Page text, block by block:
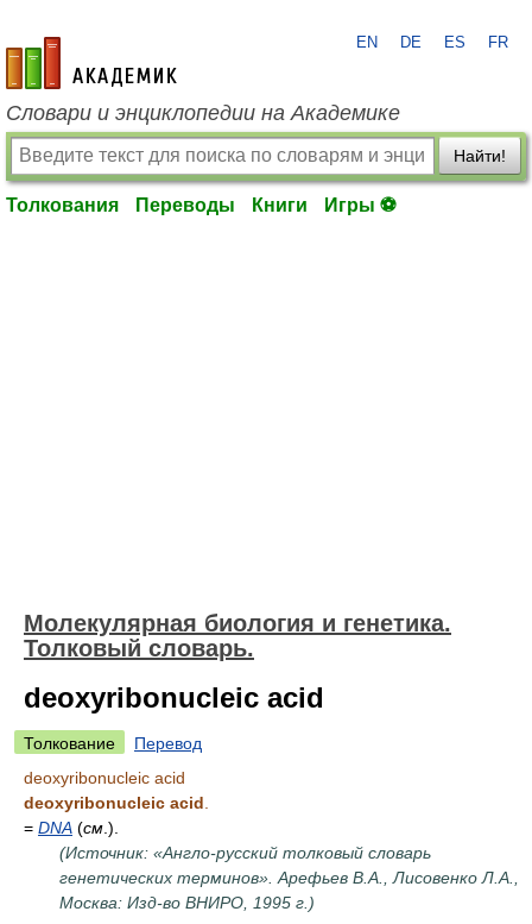
academic.ru
EN DE ES FR
Словари и энциклопедии на Академике
Найти!
Толкования Переводы Книги Игры ⚽
Молекулярная биология и генетика.
Толковый словарь.
deoxyribonucleic acid
Толкование
Перевод
deoxyribonucleic acid
deoxyribonucleic acid
= DNA (см .).
(Источник: «Англо-русский толковый словарь
генетических терминов». Арефьев В.А., Лисовенко Л.А.,
Москва: Изд-во ВНИРО, 1995 г.)